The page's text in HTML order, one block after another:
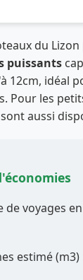
du
puissants
12cm, idéal
Pour les
aussi
de voyages
estimé (m3)